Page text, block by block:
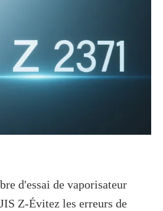
d'essai de vaporisateur
Z-Évitez les erreurs de